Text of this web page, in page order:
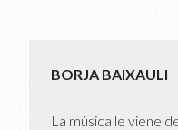
BORJA BAIXAULI
La música le viene